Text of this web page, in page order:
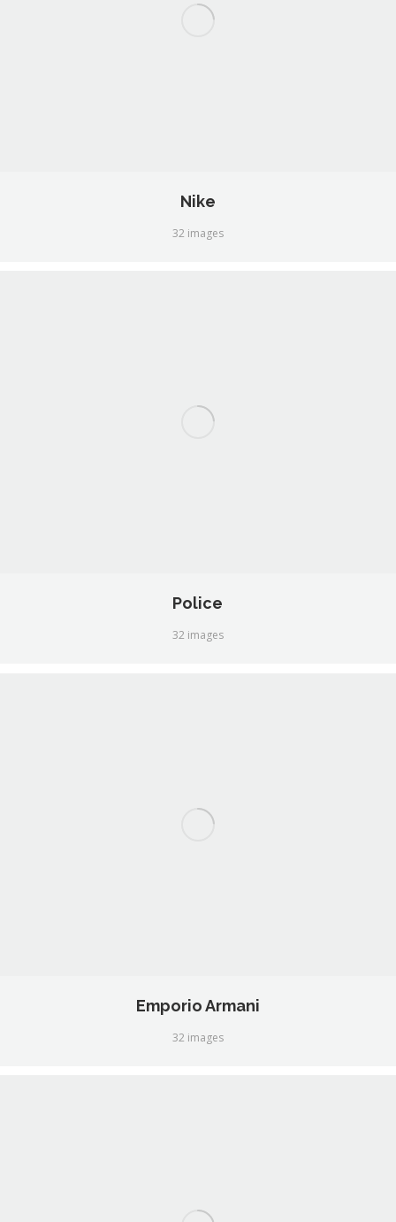
Nike
32 images
Police
32 images
Emporio Armani
32 images